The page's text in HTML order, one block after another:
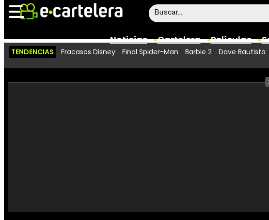
Noticias Cartelera Películas
Vídeos
Taquilla
TENDENCIAS Fracasos Disney Final Spider-Man Barbie 2 Dave Bautista